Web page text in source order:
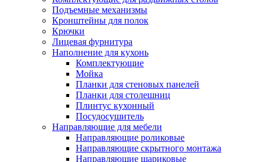
Подъемные механизмы
Кронштейны для полок
Крючки
Лицевая фурнитура
Наполнение для кухонь
Комплектующие
Мойка
Планки для стеновых панелей
Планки для столешниц
Плинтус кухонный
Посудосушитель
Направляющие для мебели
Направляющие роликовые
Направляющие скрытного монтажа
Направляющие шариковые